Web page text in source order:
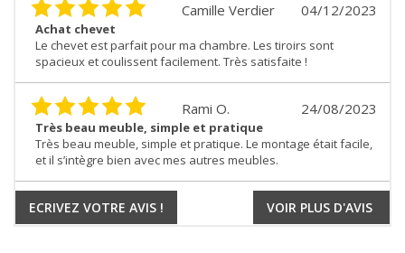
04/12/2023
Camille Verdier
Achat chevet
Le chevet est parfait pour ma chambre. Les tiroirs sont
spacieux et coulissent facilement. Très satisfaite !
24/08/2023
Rami O.
Très beau meuble, simple et pratique
Très beau meuble, simple et pratique. Le montage était facile,
et il s’intègre bien avec mes autres meubles.
ECRIVEZ VOTRE AVIS ! VOIR PLUS D'AVIS